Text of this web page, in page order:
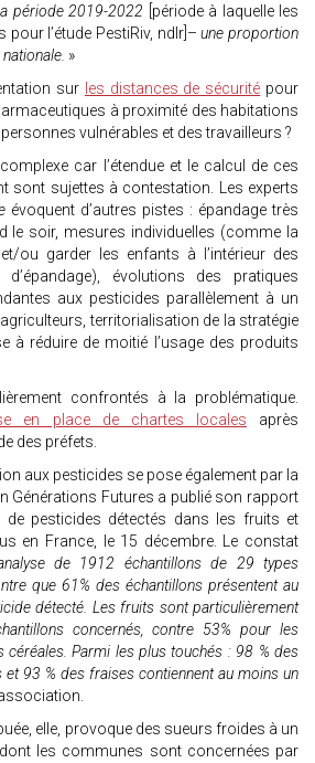
période 2019-2022
[période à laquelle les
pour l’étude PestiRiv, ndlr]– une proportion
»
sur les distances de sécurité pour
à proximité des habitations
vulnérables et des travailleurs ?
car l’étendue et le calcul de ces
sont sujettes à contestation. Les experts
évoquent d’autres pistes : épandage très
le soir, mesures individuelles (comme la
ou garder les enfants à l’intérieur des
évolutions des pratiques
aux pesticides parallèlement à un
territorialisation de la stratégie
à réduire de moitié l’usage des produits
confrontés à la problématique.
en place de chartes locales après
des préfets.
aux pesticides se pose également par la
Générations Futures a publié son rapport
pesticides détectés dans les fruits et
en France, le 15 décembre. Le constat
de 1912 échantillons de 29 types
que 61% des échantillons présentent au
détecté. Les fruits sont particulièrement
concernés, contre 53% pour les
céréales. Parmi les plus touchés : 98 % des
93 % des fraises contiennent au moins un
elle, provoque des sueurs froides à un
les communes sont concernées par